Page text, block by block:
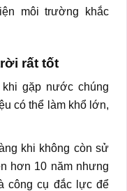
môi trường khắc
rất tốt
gặp nước chúng
có thể làm khổ lớn,
khi không còn sử
hơn 10 năm nhưng
công cụ đắc lực để